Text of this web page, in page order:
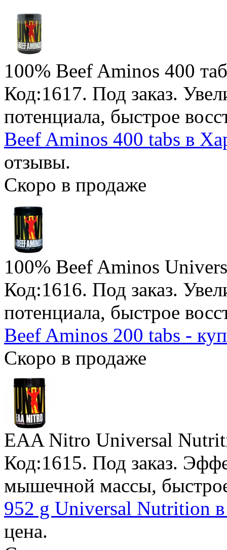
100% Beef Aminos 400
Код:1617. Под заказ.
потенциала, быстрое
Beef Aminos 400 tabs в
отзывы.
Скоро в продаже
100% Beef Aminos
Код:1616. Под заказ.
потенциала, быстрое
Beef Aminos 200 tabs -
Скоро в продаже
EAA Nitro Universal
Код:1615. Под заказ.
мышечной массы,
952 g Universal Nutrition
цена.